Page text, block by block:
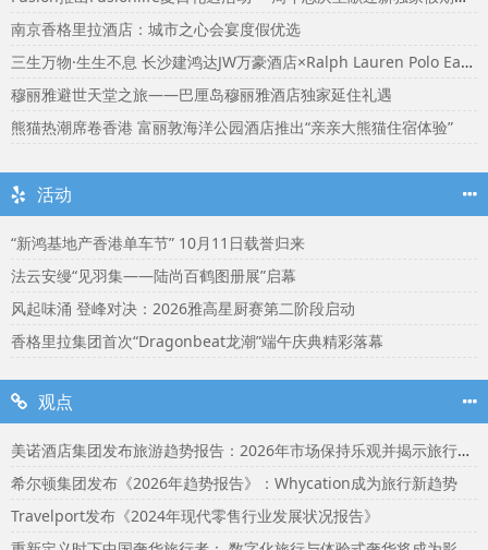
南京香格里拉酒店：城市之心会宴度假优选
三生万物·生生不息 长沙建鸿达JW万豪酒店×Ralph Lauren Polo Earth开启可持续生活旅行美学
穆丽雅避世天堂之旅——巴厘岛穆丽雅酒店独家延住礼遇
熊猫热潮席卷香港 富丽敦海洋公园酒店推出“亲亲大熊猫住宿体验”
活动
“新鸿基地产香港单车节” 10月11日载誉归来
法云安缦“见羽集——陆尚百鹤图册展”启幕
风起味涌 登峰对决：2026雅高星厨赛第二阶段启动
香格里拉集团首次“Dragonbeat龙潮”端午庆典精彩落幕
观点
美诺酒店集团发布旅游趋势报告：2026年市场保持乐观并揭示旅行者渴望联结
希尔顿集团发布《2026年趋势报告》：Whycation成为旅行新趋势
Travelport发布《2024年现代零售行业发展状况报告》